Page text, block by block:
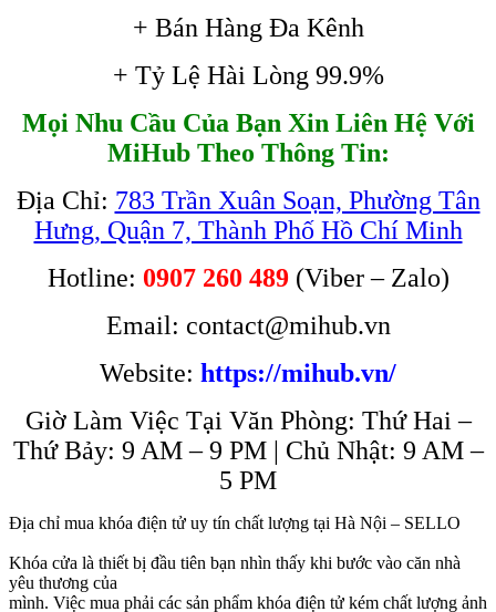
+ Bán Hàng Đa Kênh
+ Tỷ Lệ Hài Lòng 99.9%
Mọi Nhu Cầu Của Bạn Xin Liên Hệ Với
MiHub Theo Thông Tin:
Địa Chỉ: 783 Trần Xuân Soạn, Phường Tân
Hưng, Quận 7, Thành Phố Hồ Chí Minh
Hotline: 0907 260 489(Viber – Zalo)
Email: contact@mihub.vn
Website: https://mihub.vn/
Giờ Làm Việc Tại Văn Phòng: Thứ Hai –
Thứ Bảy: 9 AM – 9 PM | Chủ Nhật: 9 AM –
5 PM
Địa chỉ mua khóa điện tử uy tín chất lượng tại Hà Nội – SELLO
Khóa cửa là thiết bị đầu tiên bạn nhìn thấy khi bước vào căn nhà
yêu thương của
mình. Việc mua phải các sản phẩm khóa điện tử kém chất lượng ảnh